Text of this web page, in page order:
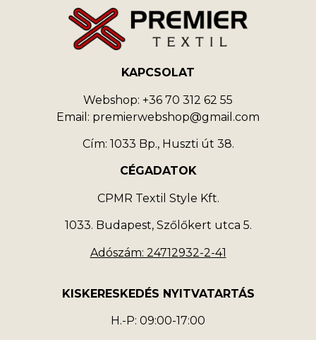
KAPCSOLAT
Webshop: +36 70 312 62 55
Email: premierwebshop@gmail.com
Cím: 1033 Bp., Huszti út 38.
CÉGADATOK
CPMR Textil Style Kft.
1033. Budapest, Szőlőkert utca 5.
Adószám: 24712932-2-41
KISKERESKEDÉS NYITVATARTÁS
H.-P: 09:00-17:00